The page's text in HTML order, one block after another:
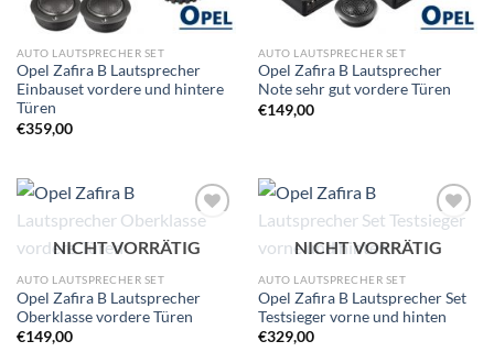
AUTO LAUTSPRECHER SET
Opel Zafira B Lautsprecher
Einbauset vordere und hintere
Türen
€359,00
AUTO LAUTSPRECHER SET
Opel Zafira B Lautsprecher
Note sehr gut vordere Türen
€149,00
Wunschliste
NICHT VORRÄTIG
AUTO LAUTSPRECHER SET
Opel Zafira B Lautsprecher
Oberklasse vordere Türen
€149,00
Wunschliste
NICHT VORRÄTIG
AUTO LAUTSPRECHER SET
Opel Zafira B Lautsprecher Set
Testsieger vorne und hinten
€329,00